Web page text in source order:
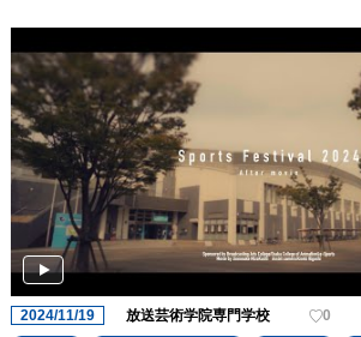
2024/11/19 放送芸術学院専門学校
0